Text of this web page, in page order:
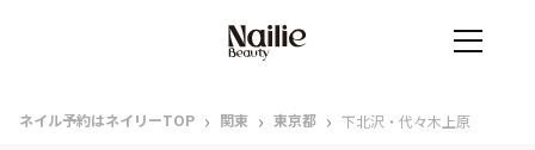
ネイル予約はネイリーTOP › 関東 › 東京都 › 下北沢・代々木上原